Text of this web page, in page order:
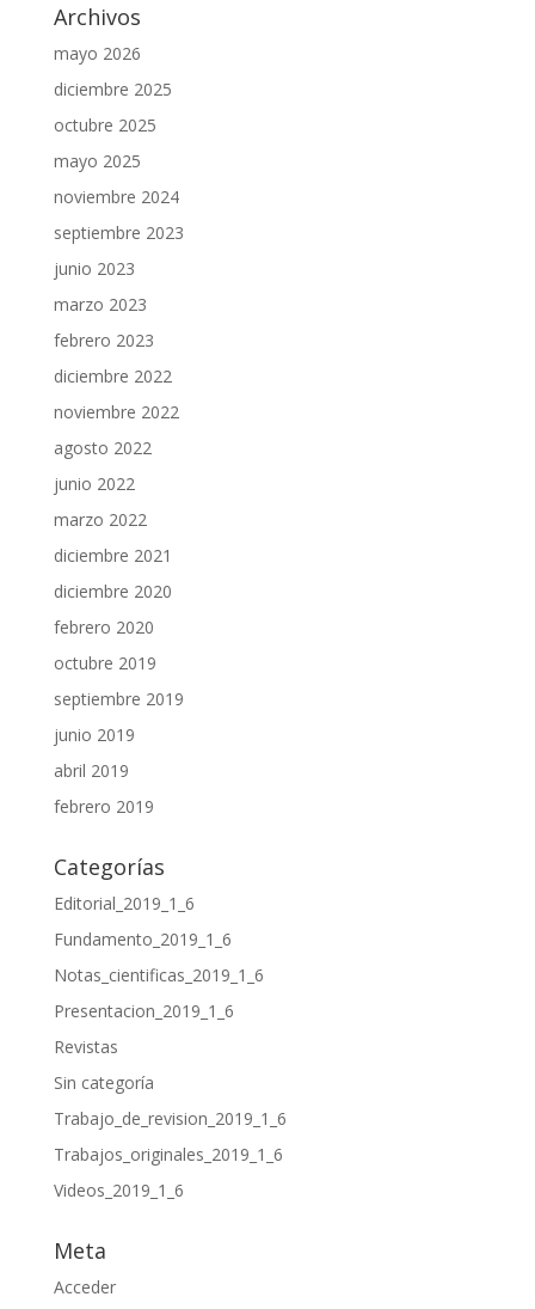
Archivos
mayo 2026
diciembre 2025
octubre 2025
mayo 2025
noviembre 2024
septiembre 2023
junio 2023
marzo 2023
febrero 2023
diciembre 2022
noviembre 2022
agosto 2022
junio 2022
marzo 2022
diciembre 2021
diciembre 2020
febrero 2020
octubre 2019
septiembre 2019
junio 2019
abril 2019
febrero 2019
Categorías
Editorial_2019_1_6
Fundamento_2019_1_6
Notas_cientificas_2019_1_6
Presentacion_2019_1_6
Revistas
Sin categoría
Trabajo_de_revision_2019_1_6
Trabajos_originales_2019_1_6
Videos_2019_1_6
Meta
Acceder